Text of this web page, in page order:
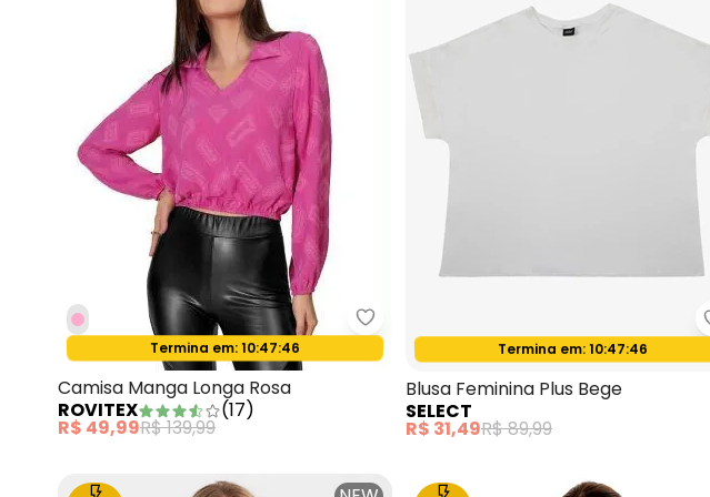
Rovitex - Camisa Manga Longa Rosa
Oferta relâmpago
Termina em:10:47:44
Camisa Manga Longa Rosa
ROVITEX
(17)
R$ 49,99R$ 139,99
Oferta relâmpago
Termina em:10:47:44
Blusa Feminina Plus Bege
SELECT
R$ 31,49R$ 89,99